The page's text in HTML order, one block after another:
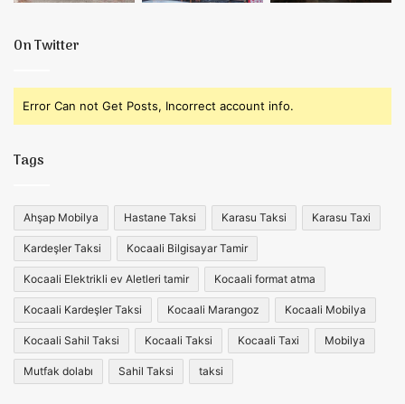
On Twitter
Error Can not Get Posts, Incorrect account info.
Tags
Ahşap Mobilya Hastane Taksi Karasu Taksi Karasu Taxi
Kardeşler Taksi Kocaali Bilgisayar Tamir
Kocaali Elektrikli ev Aletleri tamir Kocaali format atma
Kocaali Kardeşler Taksi Kocaali Marangoz Kocaali Mobilya
Kocaali Sahil Taksi Kocaali Taksi Kocaali Taxi Mobilya
Mutfak dolabı Sahil Taksi taksi